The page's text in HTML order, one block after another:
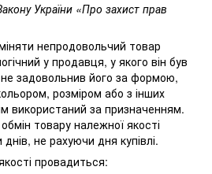
України «Про захист прав
непродовольчий товар
у продавця, у якого він був
задовольнив його за формою,
розміром або з інших
використаний за призначенням.
товару належної якості
не рахуючи дня купівлі.
провадиться: